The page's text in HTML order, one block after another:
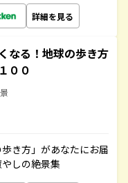
詳細を見る
なる！地球の歩き方
００
き方」があなたにお届
しの絶景集